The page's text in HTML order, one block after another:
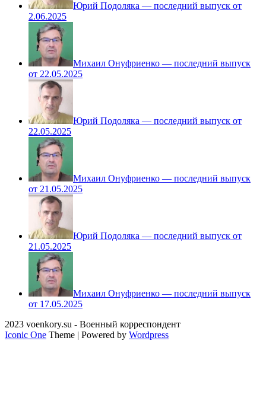
Юрий Подоляка — последний выпуск от
2.06.2025
Михаил Онуфриенко — последний выпуск
от 22.05.2025
Юрий Подоляка — последний выпуск от
22.05.2025
Михаил Онуфриенко — последний выпуск
от 21.05.2025
Юрий Подоляка — последний выпуск от
21.05.2025
Михаил Онуфриенко — последний выпуск
от 17.05.2025
2023 voenkory.su - Военный корреспондент
Iconic One Theme | Powered by Wordpress